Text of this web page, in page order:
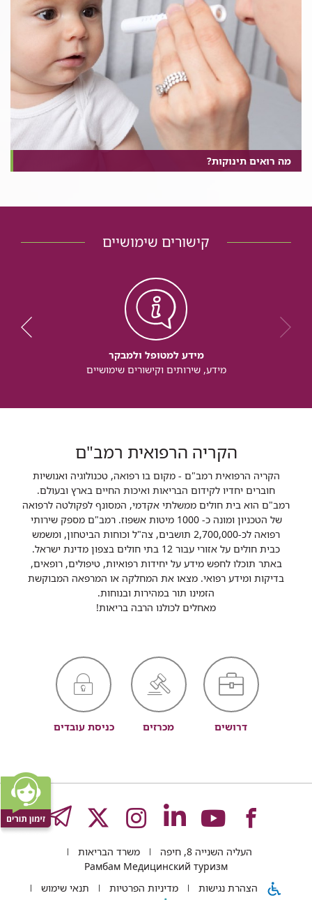
מה רואים תינוקות?
קישורים שימושיים
מידע למטופל ולמבקר
מידע, שירותים וקישורים שימושיים
הקריה הרפואית רמב"ם
הקריה הרפואית רמב"ם - מקום בו רפואה, טכנולוגיה ואנושיות
חוברים יחדיו לקידום הבריאות ואיכות החיים בארץ ובעולם.
רמב"ם הוא בית חולים ממשלתי אקדמי, המסונף לפקולטה לרפואה
של הטכניון ומונה כ- 1000 מיטות אשפוז. רמב"ם מספק שירותי
רפואה לכ-2,700,000 תושבים, צה"ל וכוחות הביטחון, ומשמש
כבית חולים על אזורי עבור 12 בתי חולים בצפון מדינת ישראל.
באתר תוכלו לחפש מידע על יחידות רפואיות, טיפולים, רופאים,
בדיקות ומידע רפואי. מצאו את המחלקה או המרפאה המבוקשת
הזמינו תור במהירות ובנוחות.
מאחלים לכולנו הרבה בריאות!
דרושים מכרזים כניסת עובדים
לעמוד
של
לעמוד
של
לעמוד
של
לעמוד
של
לעמוד
של
העליה השנייה 8, חיפה
משרד הבריאות
Рамбам Медицинский туризм
הצהרת נגישות
מדיניות הפרטיות תנאי שימוש